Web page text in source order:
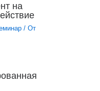
на
/ От